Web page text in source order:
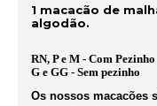
1 macacão de
algodão.
RN, P e M - Com Pezinho
G e GG - Sem pezinho
Os nossos macacões